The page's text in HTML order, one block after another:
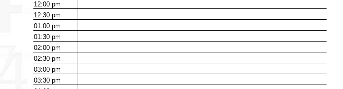
12:00pm
12:30pm
01:00pm
01:30pm
02:00pm
02:30pm
03:00pm
03:30pm